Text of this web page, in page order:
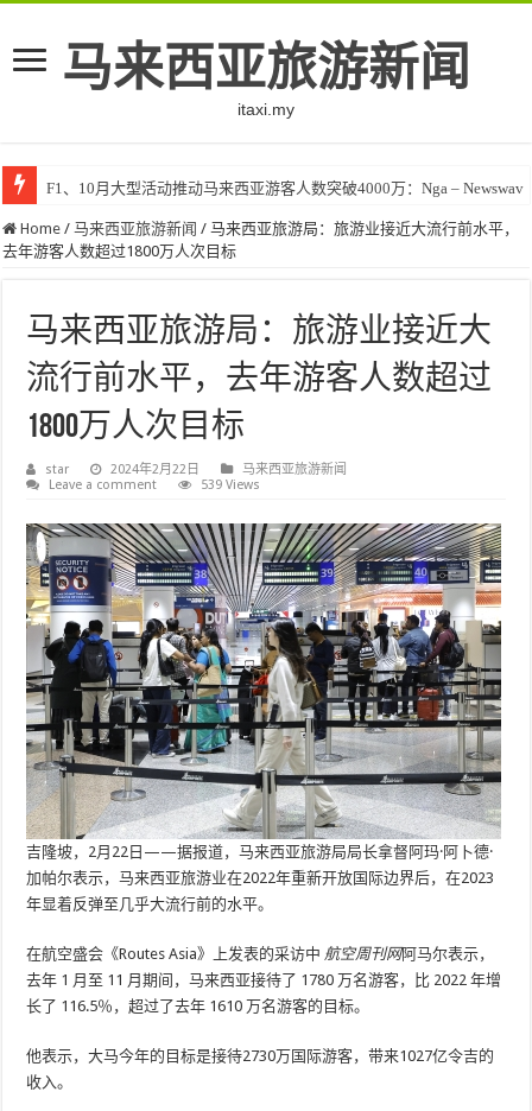
马来西亚旅游新闻
itaxi.my
F1、10月大型活动推动马来西亚游客人数突破4000万：Nga – Newswav
Home / 马来西亚旅游新闻 / 马来西亚旅游局：旅游业接近大流行前水平，
去年游客人数超过1800万人次目标
马来西亚旅游局：旅游业接近大
流行前水平，去年游客人数超过
1800万人次目标
star 2024年2月22日
马来西亚旅游新闻
Leave a comment
539 Views
吉隆坡，2月22日——据报道，马来西亚旅游局局长拿督阿玛·阿卜德·
加帕尔表示，马来西亚旅游业在2022年重新开放国际边界后，在2023
年显着反弹至几乎大流行前的水平。
在航空盛会《Routes Asia》上发表的采访中 航空周刊网阿马尔表示，
去年 1 月至 11 月期间，马来西亚接待了 1780 万名游客，比 2022 年增
长了 116.5％，超过了去年 1610 万名游客的目标。
他表示，大马今年的目标是接待2730万国际游客，带来1027亿令吉的
收入。